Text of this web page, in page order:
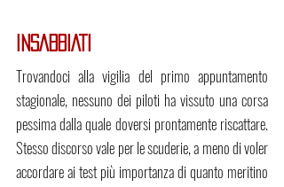
INSABBIATI
Trovandoci alla vigilia del primo appuntamento
stagionale, nessuno dei piloti ha vissuto una corsa
pessima dalla quale doversi prontamente riscattare.
Stesso discorso vale per le scuderie, a meno di voler
accordare ai test più importanza di quanto meritino